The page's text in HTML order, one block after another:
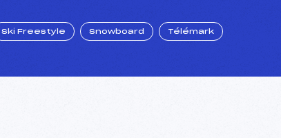
Ski Freestyle Snowboard Télémark